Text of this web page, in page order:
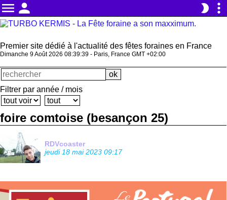
menu person brightness_2 more_vert
Premier site dédié à l'actualité des fêtes foraines en France
Dimanche 9 Août 2026 08:39:39 - Paris, France GMT +02:00
Filtrer par année / mois
foire comtoise (besançon 25)
RDVcoaster
jeudi 18 mai 2023 09:17